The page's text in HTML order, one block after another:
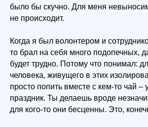
было бы скучно. Для меня
не происходит.
Когда я был волонтером и
то брал на себя много подопечных,
будет трудно. Потому что понимал:
человека, живущего в этих
просто попить вместе с кем-то чай –
праздник. Ты делаешь вроде
для кого-то они бесценны. Это,